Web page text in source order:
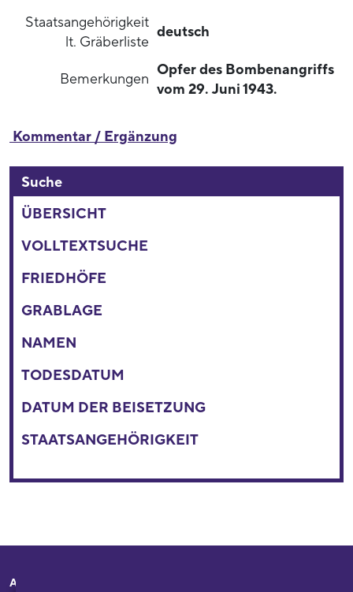
Staatsangehörigkeit
lt. Gräberliste
deutsch
Bemerkungen
Opfer des Bombenangriffs
vom 29. Juni 1943.
Kommentar / Ergänzung
Suche
ÜBERSICHT
VOLLTEXTSUCHE
FRIEDHÖFE
GRABLAGE
NAMEN
TODESDATUM
DATUM DER BEISETZUNG
STAATSANGEHÖRIGKEIT
Adresse